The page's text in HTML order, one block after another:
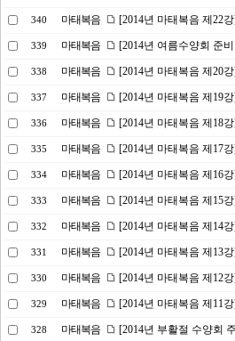
340 마태복음 [2014년 마태복음 제22
339 마태복음 [2014년 여름수양회 준
338 마태복음 [2014년 마태복음 제20
337 마태복음 [2014년 마태복음 제19
336 마태복음 [2014년 마태복음 제18
335 마태복음 [2014년 마태복음 제17
334 마태복음 [2014년 마태복음 제16
333 마태복음 [2014년 마태복음 제15
332 마태복음 [2014년 마태복음 제14
331 마태복음 [2014년 마태복음 제13
330 마태복음 [2014년 마태복음 제12
329 마태복음 [2014년 마태복음 제11
328 마태복음 [2014년 부활절 수양회